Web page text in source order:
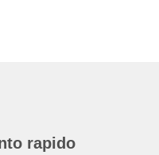
rapido